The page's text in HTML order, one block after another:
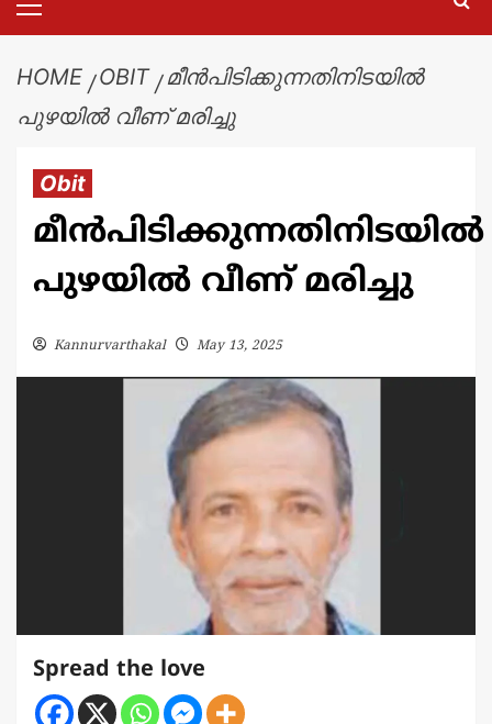
HOME OBIT
മീൻപിടിക്കുന്നതിനിടയിൽ
പുഴയിൽ വീണ് മരിച്ചു
Obit
മീൻപിടിക്കുന്നതിനിടയിൽ
പുഴയിൽ വീണ് മരിച്ചു
Kannurvarthakal May 13, 2025
Spread the love